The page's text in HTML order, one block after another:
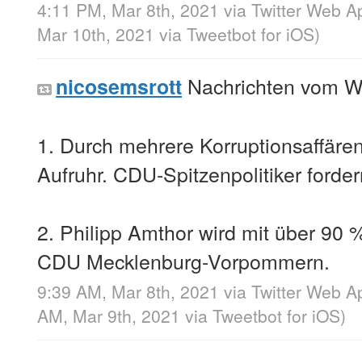
4:11 PM, Mar 8th, 2021 via Twitter Web
Mar 10th, 2021 via Tweetbot for iΟS)
nicosemsrott Nachrichten vom
1. Durch mehrere
Aufruhr. CDU-Spitzenpolitiker
2. Philipp Amthor wird mit über 90
CDU Mecklenburg-Vorpommern.
9:39 AM, Mar 8th, 2021 via Twitter Web
AM, Mar 9th, 2021 via Tweetbot for iΟS)